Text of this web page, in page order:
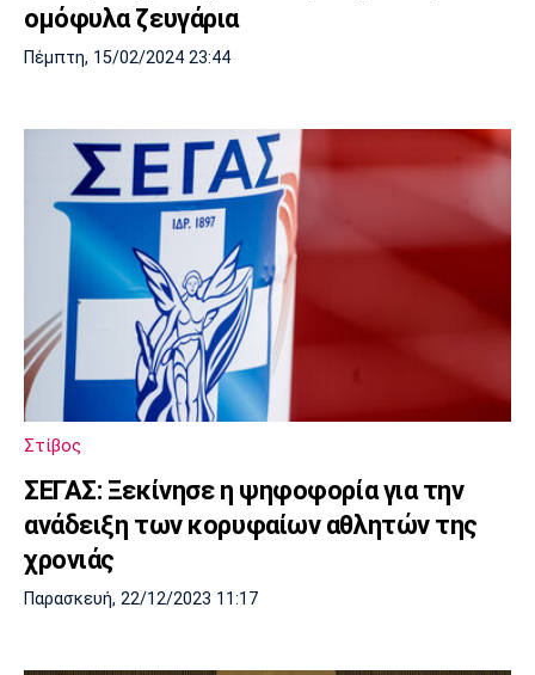
ομόφυλα ζευγάρια
Πέμπτη, 15/02/2024 23:44
Στίβος
ΣΕΓΑΣ: Ξεκίνησε η ψηφοφορία για την
ανάδειξη των κορυφαίων αθλητών της
χρονιάς
Παρασκευή, 22/12/2023 11:17